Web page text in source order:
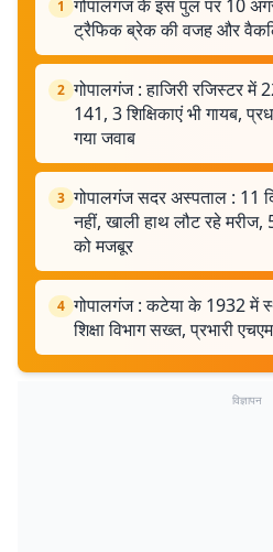
1 गोपालगंज के इस पुल पर 10
ट्रैफिक ब्रेक की वजह और
2 गोपालगंज : हाजिरी रजिस्टर में
141, 3 शिक्षिकाएं भी गायब,
गया जवाब
3 गोपालगंज सदर अस्पताल : 11
नहीं, खाली हाथ लौट रहे
को मजबूर
4 गोपालगंज : कटेया के 1932 में
शिक्षा विभाग सख्त, प्रभारी
विज्ञापन